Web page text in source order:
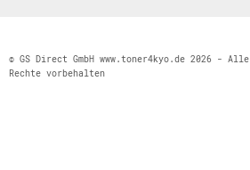
© GS Direct GmbH www.toner4kyo.de 2026 - Alle
Rechte vorbehalten